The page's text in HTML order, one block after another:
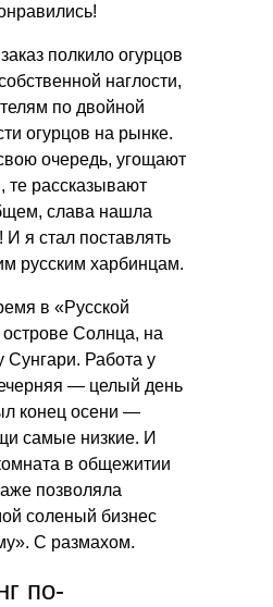
полкило огурцов
наглости,
по двойной
огурцов на рынке.
очередь, угощают
те рассказывают
слава нашла
И я стал поставлять
русским харбинцам.
в «Русской
Солнца, на
Сунгари. Работа у
— целый день
конец осени —
самые низкие. И
в общежитии
позволяла
соленый бизнес
С размахом.
по-